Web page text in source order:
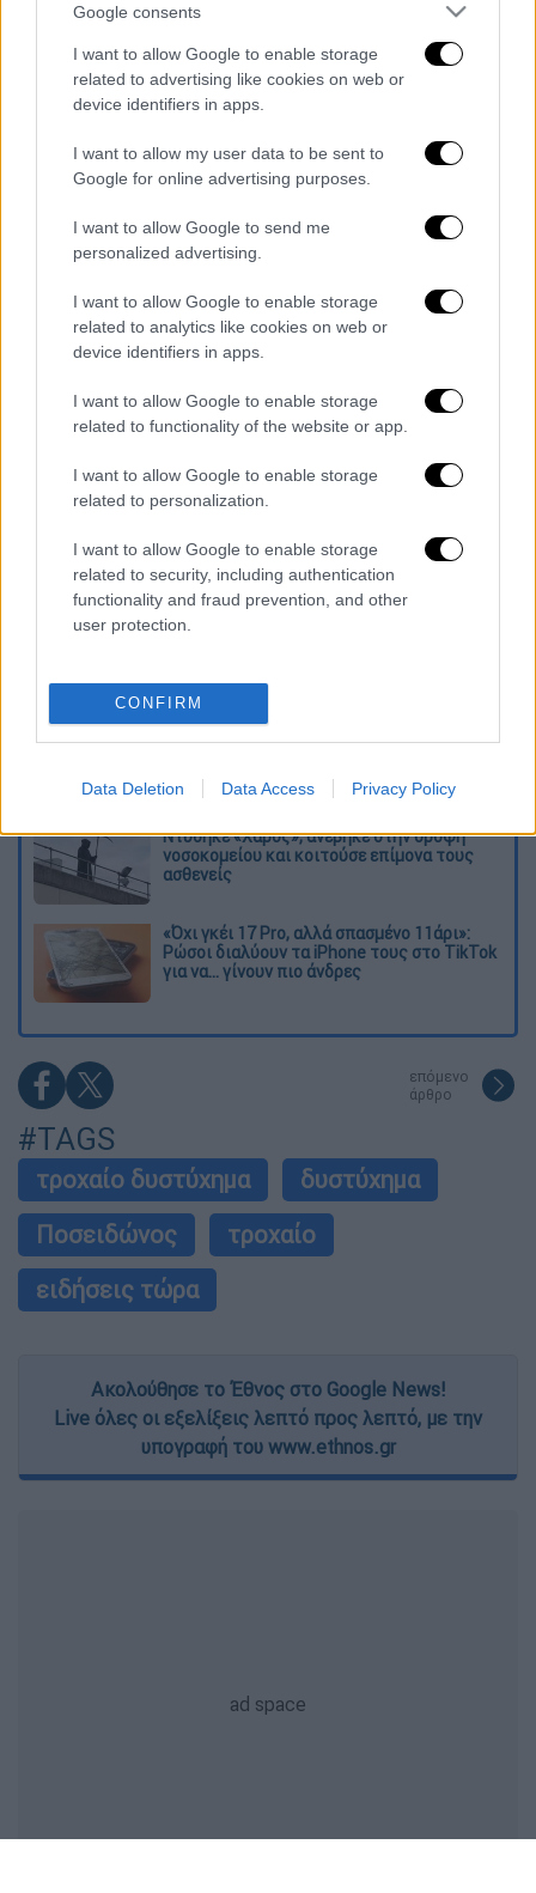
Google consents
I want to allow Google to enable storage
related to advertising like cookies on web or
device identifiers in apps.
I want to allow my user data to be sent to
Google for online advertising purposes.
I want to allow Google to send me
personalized advertising.
I want to allow Google to enable storage
related to analytics like cookies on web or
device identifiers in apps.
I want to allow Google to enable storage
related to functionality of the website or app.
I want to allow Google to enable storage
related to personalization.
I want to allow Google to enable storage
related to security, including authentication
functionality and fraud prevention, and other
user protection.
CONFIRM
Data Deletion Data Access Privacy Policy
Για τα ακριβή αίτια και τις συνθήκες κάτω
από τις οποίες σημειώθηκε το τραγικό
τροχαίο δυστύχημα διενεργείται έρευνα από
Τα σχολιά σας δημοσιεύονται άμεσα με δική σας ευθύνη. Το
ΕΘΝΟΣ θα παρεμβαίνει και τα προσβλητικά σχόλια θα
διαγράφονται
Διαβάστε ακόμη
στο εσωτερικό εν μέσω πολέμου
Η πρώτη δήλωση της οικογένειας της
στην Κυψέλη
Ντύθηκε «Χάρος», ανέβηκε στην οροφή
νοσοκομείου και κοιτούσε επίμονα τους
ασθενείς
«Όχι γκέι 17 Pro, αλλά σπασμένο 11άρι»:
Ρώσοι διαλύουν τα iPhone τους στο TikTok
για να... γίνουν πιο άνδρες
επόμενο
άρθρο
#TAGS
τροχαίο δυστύχημα
δυστύχημα
Ποσειδώνος
τροχαίο
ειδήσεις τώρα
Ακολούθησε το Έθνος στο Google News!
Live όλες οι εξελίξεις λεπτό προς λεπτό, με την
υπογραφή του www.ethnos.gr